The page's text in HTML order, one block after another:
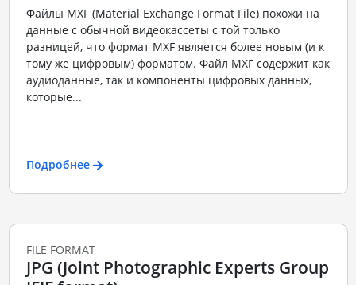
Файлы MXF (Material Exchange Format File) похожи на
данные с обычной видеокассеты с той только
разницей, что формат MXF является более новым (и к
тому же цифровым) форматом. Файл MXF содержит как
аудиоданные, так и компоненты цифровых данных,
которые...
Подробнее
FILE FORMAT
JPG (Joint Photographic Experts Group